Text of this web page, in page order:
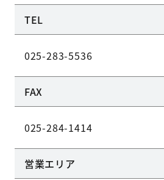
TEL
025-283-5536
FAX
025-284-1414
営業エリア